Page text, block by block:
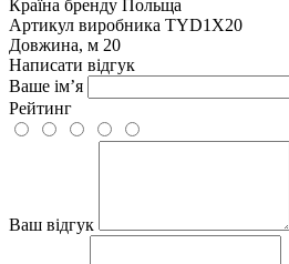
Країна бренду Польща
Артикул виробника TYD1X20
Довжина, м 20
Написати відгук
Ваше ім’я
Рейтинг
Ваш відгук